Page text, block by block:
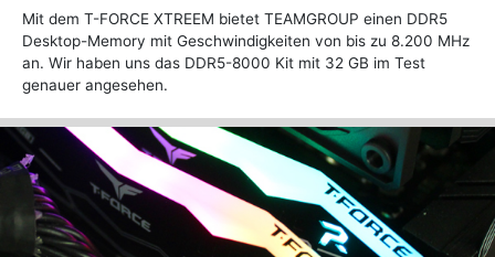
Mit dem T-FORCE XTREEM bietet TEAMGROUP einen DDR5
Desktop-Memory mit Geschwindigkeiten von bis zu 8.200 MHz
an. Wir haben uns das DDR5-8000 Kit mit 32 GB im Test
genauer angesehen.